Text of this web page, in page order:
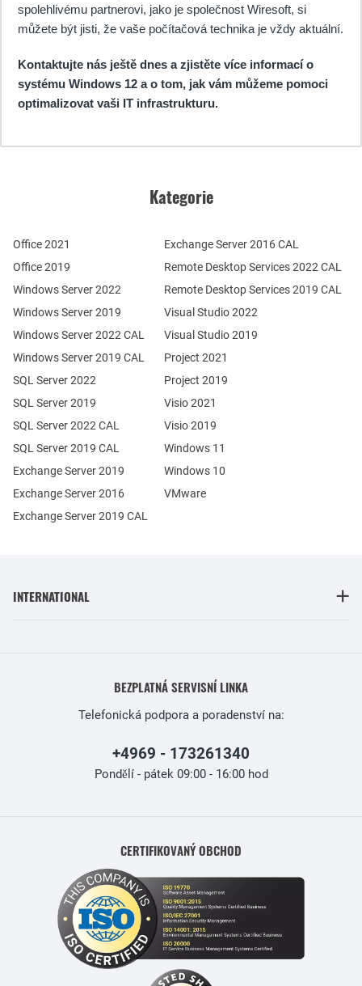
spolehlivému partnerovi, jako je společnost Wiresoft, si
můžete být jisti, že vaše počítačová technika je vždy aktuální.
Kontaktujte nás ještě dnes a zjistěte více informací o
systému Windows 12 a o tom, jak vám můžeme pomoci
optimalizovat vaši IT infrastrukturu.
Kategorie
Office 2021
Office 2019
Windows Server 2022
Windows Server 2019
Exchange Server 2019
Exchange Server 2016
SQL Server 2022
SQL Server 2019
Windows Server 2022 CAL
Windows Server 2019 CAL
SQL Server 2022 CAL
SQL Server 2019 CAL
Remote Desktop Services 2022 CAL
Remote Desktop Services 2019 CAL
Exchange Server 2019 CAL
Exchange Server 2016 CAL
Visual Studio 2022
Visual Studio 2019
Project 2021
Project 2019
Visio 2021
Visio 2019
Windows 11
Windows 10
VMware
INTERNATIONAL
BEZPLATNÁ SERVISNÍ LINKA
Telefonická podpora a poradenství na:
+4969 - 173261340
Pondělí - pátek 09:00 - 16:00 hod
CERTIFIKOVANÝ OBCHOD